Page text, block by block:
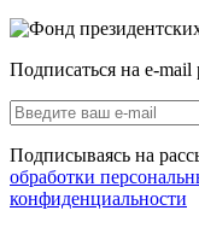
Подписаться на e-mail
Подписываясь на
обработки
конфиденциальности